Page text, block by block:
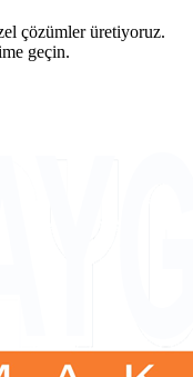
çözümler üretiyoruz.
geçin.